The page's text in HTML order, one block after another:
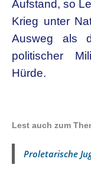
Aufstand, so
Krieg unter
Ausweg als
politischer
Hürde.
Lest auch zum
Proletarische